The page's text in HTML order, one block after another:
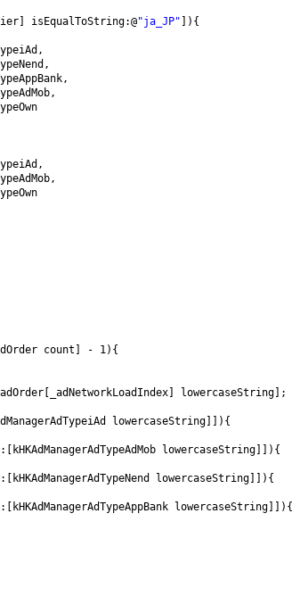
isEqualToString:@"ja_JP" ]){
count] - 1){
lowercaseString];
lowercaseString]]){
lowercaseString]]){
lowercaseString]]){
lowercaseString]]){